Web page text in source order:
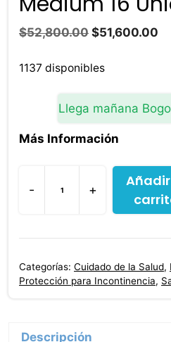
$52,800.00 El
original
$52,800.00.
$51,600.00
1137 disponibles
Llega mañana
Más Información
-
Pañal
Tena
Pants
Medium
+
Categorías: Cuidado de la Salud,
Protección para Incontinencia,